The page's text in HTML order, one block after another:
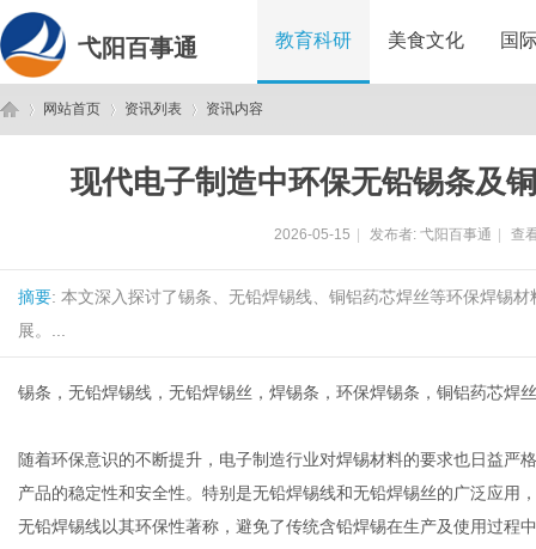
弋阳百事通 教育科研 美食文化 国
网站首页 资讯列表 资讯内容
现代电子制造中环保无铅锡条及
2026-05-15 发布者: 弋阳百事通 查
摘要: 本文深入探讨了锡条、无铅焊锡线、铜铝药芯焊丝等环保焊锡
展。...
锡条，无铅焊锡线，无铅焊锡丝，焊锡条，环保焊锡条，铜铝药芯焊
随着环保意识的不断提升，电子制造行业对焊锡材料的要求也日益严
产品的稳定性和安全性。特别是无铅焊锡线和无铅焊锡丝的广泛应用
无铅焊锡线以其环保性著称，避免了传统含铅焊锡在生产及使用过程